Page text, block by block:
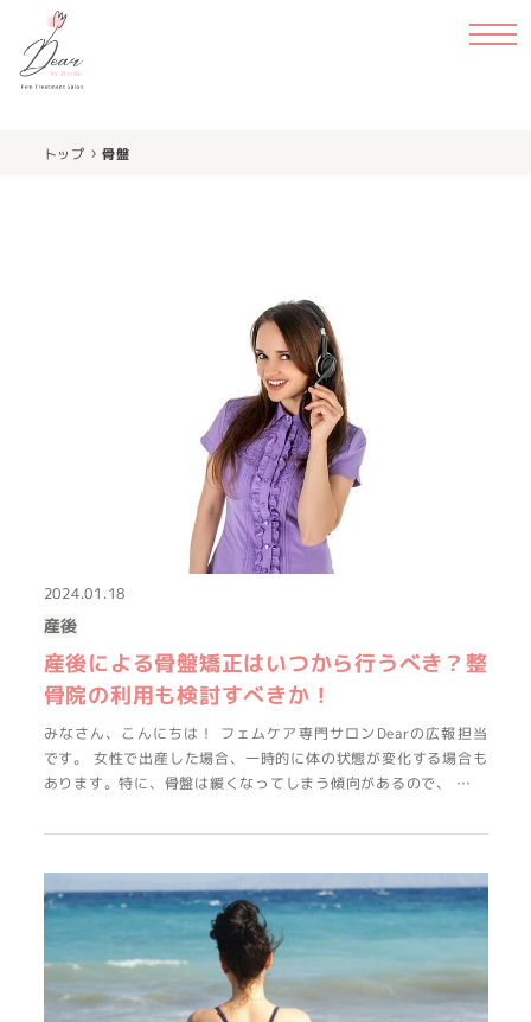
トップ › 骨盤
2024.01.18
産後
産後による骨盤矯正はいつから行うべき？整
骨院の利用も検討すべきか！
みなさん、こんにちは！ フェムケア専門サロンDearの広報担当
です。 女性で出産した場合、一時的に体の状態が変化する場合も
あります。特に、骨盤は緩くなってしまう傾向があるので、 …